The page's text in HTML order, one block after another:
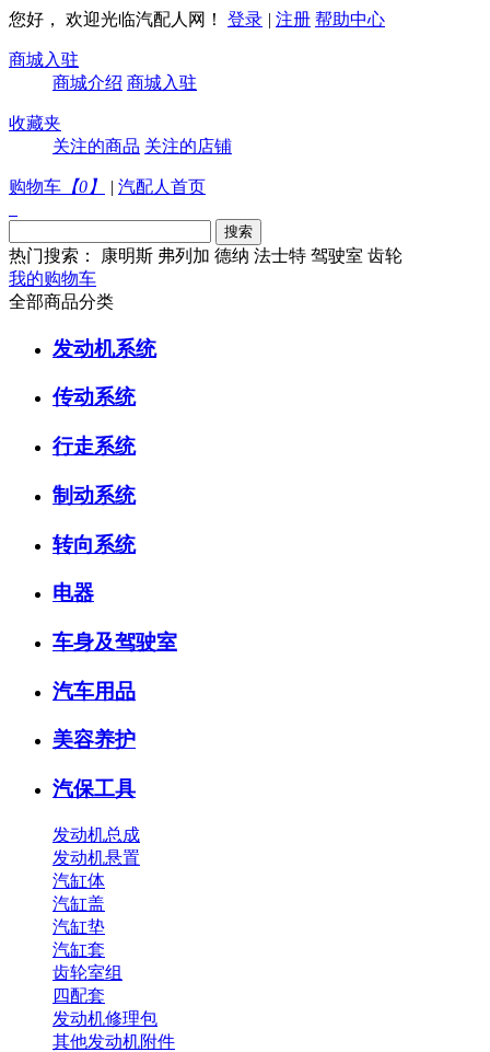
您好， 欢迎光临汽配人网！ 登录 | 注册 帮助中心
商城入驻
商城介绍 商城入驻
收藏夹
关注的商品 关注的店铺
购物车 【0 】 | 汽配人首页
热门搜索： 康明斯 弗列加 德纳 法士特 驾驶室 齿轮
我的购物车
全部商品分类
发动机系统
传动系统
行走系统
制动系统
转向系统
电器
车身及驾驶室
汽车用品
美容养护
汽保工具
发动机总成
发动机悬置
汽缸体
汽缸盖
汽缸垫
汽缸套
齿轮室组
四配套
发动机修理包
其他发动机附件